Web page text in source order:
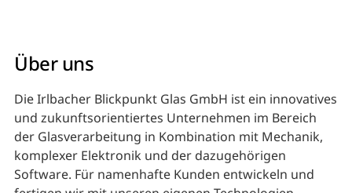
Über uns
Die Irlbacher Blickpunkt Glas GmbH ist ein innovatives
und zukunftsorientiertes Unternehmen im Bereich
der Glasverarbeitung in Kombination mit Mechanik,
komplexer Elektronik und der dazugehörigen
Software. Für namenhafte Kunden entwickeln und